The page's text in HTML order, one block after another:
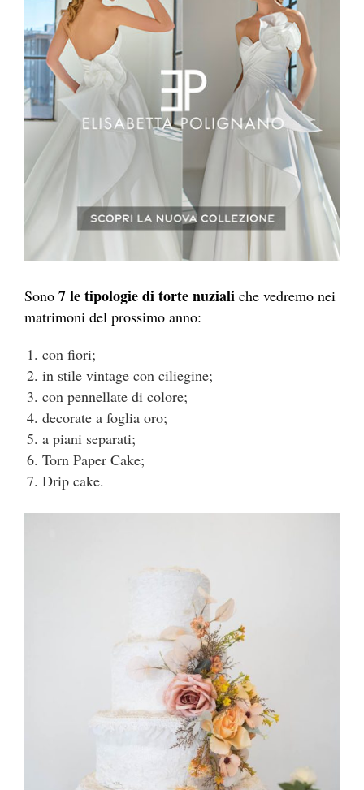
Sono 7 le tipologie di torte nuziali che vedremo nei
matrimoni del prossimo anno:
con fiori;
in stile vintage con ciliegine;
con pennellate di colore;
decorate a foglia oro;
a piani separati;
Torn Paper Cake;
Drip cake.